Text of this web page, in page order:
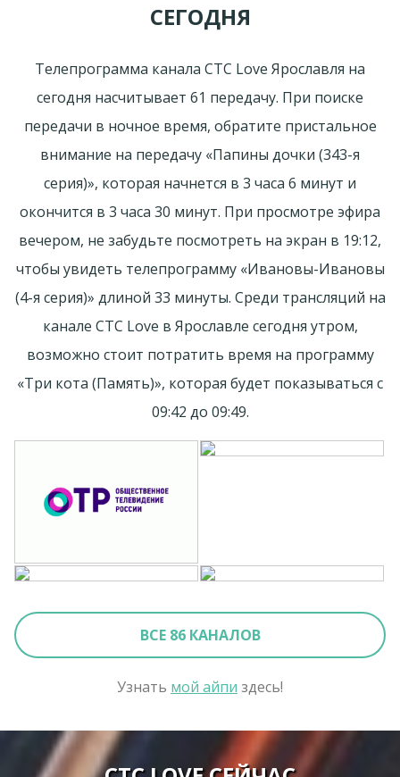
СЕГОДНЯ
Телепрограмма канала СТС Love Ярославля на
сегодня насчитывает 61 передачу. При поиске
передачи в ночное время, обратите пристальное
внимание на передачу «Папины дочки (343-я
серия)», которая начнется в 3 часа 6 минут и
окончится в 3 часа 30 минут. При просмотре эфира
вечером, не забудьте посмотреть на экран в 19:12,
чтобы увидеть телепрограмму «Ивановы-Ивановы
(4-я серия)» длиной 33 минуты. Среди трансляций на
канале СТС Love в Ярославле сегодня утром,
возможно стоит потратить время на программу
«Три кота (Память)», которая будет показываться с
09:42 до 09:49.
ВСЕ 86 КАНАЛОВ
Узнать мой айпи здесь!